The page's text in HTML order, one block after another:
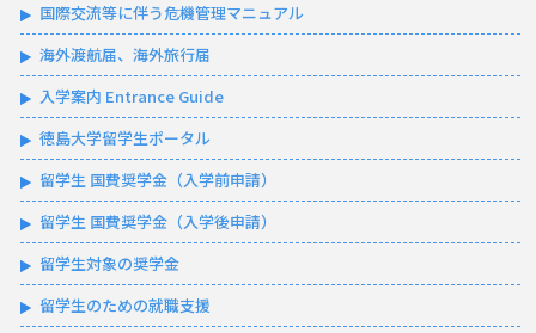
国際交流等に伴う危機管理マニュアル
海外渡航届、海外旅行届
入学案内 Entrance Guide
徳島大学留学生ポータル
留学生 国費奨学金（入学前申請）
留学生 国費奨学金（入学後申請）
留学生対象の奨学金
留学生のための就職支援